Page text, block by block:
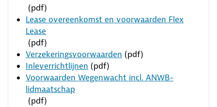
(pdf)
Lease overeenkomst en voorwaarden Flex
Lease
(pdf)
Verzekeringsvoorwaarden (pdf)
Inleverrichtlijnen (pdf)
Voorwaarden Wegenwacht incl. ANWB-
lidmaatschap
(pdf)